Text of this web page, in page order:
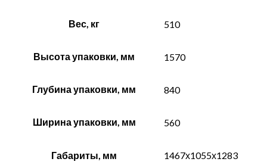
Вес, кг 510
Высота упаковки, мм 1570
Глубина упаковки, мм 840
Ширина упаковки, мм 560
Габариты, мм 1467х1055х1283